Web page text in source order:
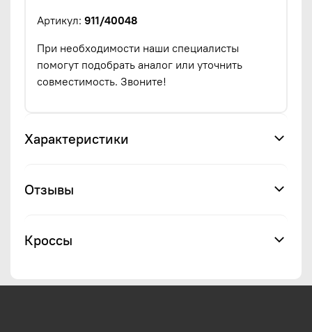
Артикул: 911/40048
При необходимости наши специалисты
помогут подобрать аналог или уточнить
совместимость. Звоните!
Характеристики
Отзывы
Кроссы